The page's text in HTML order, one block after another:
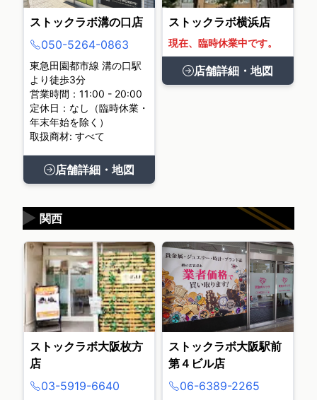
ストックラボ溝の口店
050-5264-0863
東急田園都市線 溝の口駅
より徒歩3分
営業時間：11:00 - 20:00
定休日：なし（臨時休業・
年末年始を除く）
取扱商材: すべて
店舗詳細・地図
ストックラボ横浜店
現在、臨時休業中です。
店舗詳細・地図
関西
▶
ストックラボ大阪枚方
店
03-5919-6640
ストックラボ大阪駅前
第４ビル店
06-6389-2265